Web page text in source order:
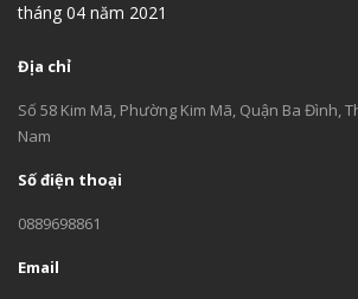
tháng 04 năm 2021
Địa chỉ
Số 58 Kim Mã, Phường Kim Mã, Quận Ba Đình,
Nam
Số điện thoại
0889698861
Email